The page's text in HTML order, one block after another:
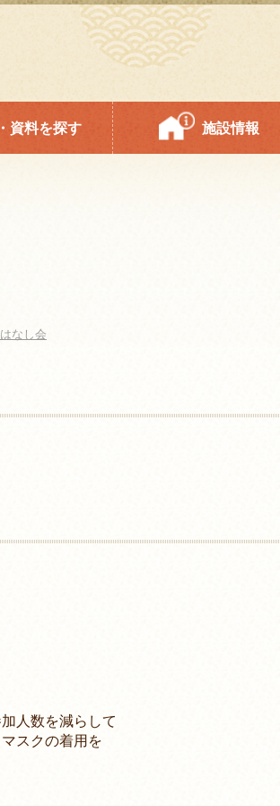
資料を探す 施設情報
なし会
人数を減らして
クの着用を